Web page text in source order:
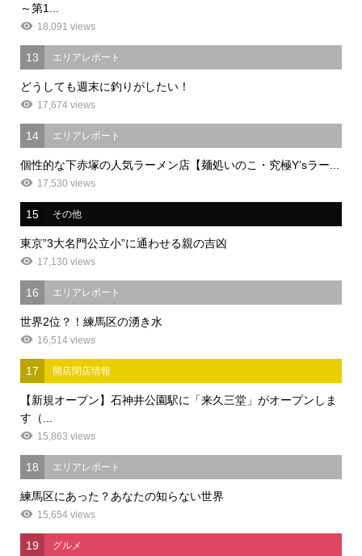
～第1...
18,091 views
13 エリアレポート
どうしても週末に釣りがしたい！
17,674 views
14 エリアレポート
個性的な下赤塚の人気ラーメン店【麺処いのこ・究極Y’sラー...
17,530 views
15 その他
東京”3大名門公立小”に通わせる親の吉凶
17,130 views
16 エリアレポート
世界2位？！練馬区の湧き水
16,514 views
17 開店閉店情報
【新規オープン】石神井公園駅に「来久三堂」がオープンしま
す（...
15,863 views
18 エリアレポート
練馬区にあった？あなたの知らない世界
15,654 views
19 グルメ